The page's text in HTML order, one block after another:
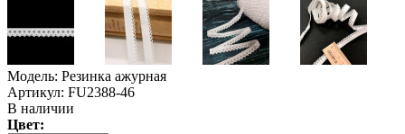
Модель: Резинка ажурная
Артикул: FU2388-46
В наличии
Цвет: